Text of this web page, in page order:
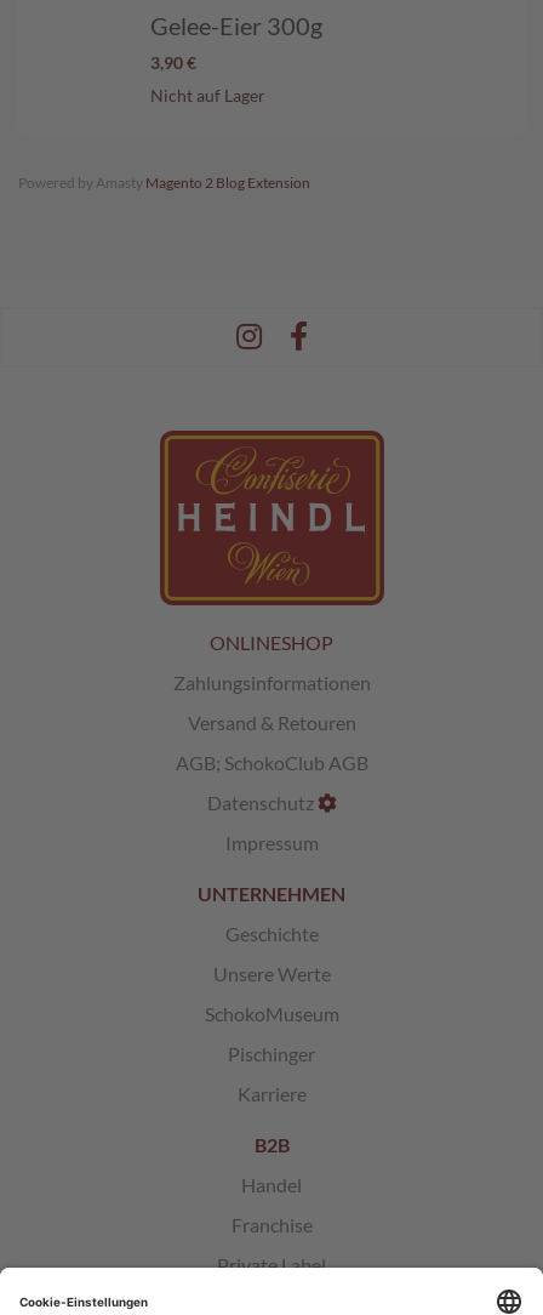
Gelee-Eier 300g
3,90 €
Nicht auf Lager
Powered by Amasty Magento 2 Blog Extension
ONLINESHOP
Zahlungsinformationen
Versand & Retouren
AGB; SchokoClub AGB
Datenschutz
Impressum
UNTERNEHMEN
Geschichte
Unsere Werte
SchokoMuseum
Pischinger
Karriere
B2B
Handel
Franchise
Private Label